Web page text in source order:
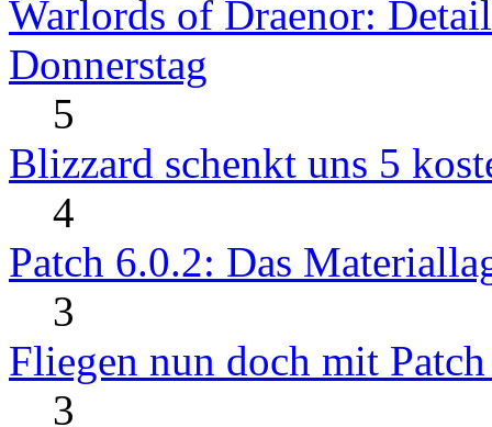
Warlords of Draenor:
Donnerstag
5
Blizzard schenkt uns 5
4
Patch 6.0.2: Das
3
Fliegen nun doch mit
3